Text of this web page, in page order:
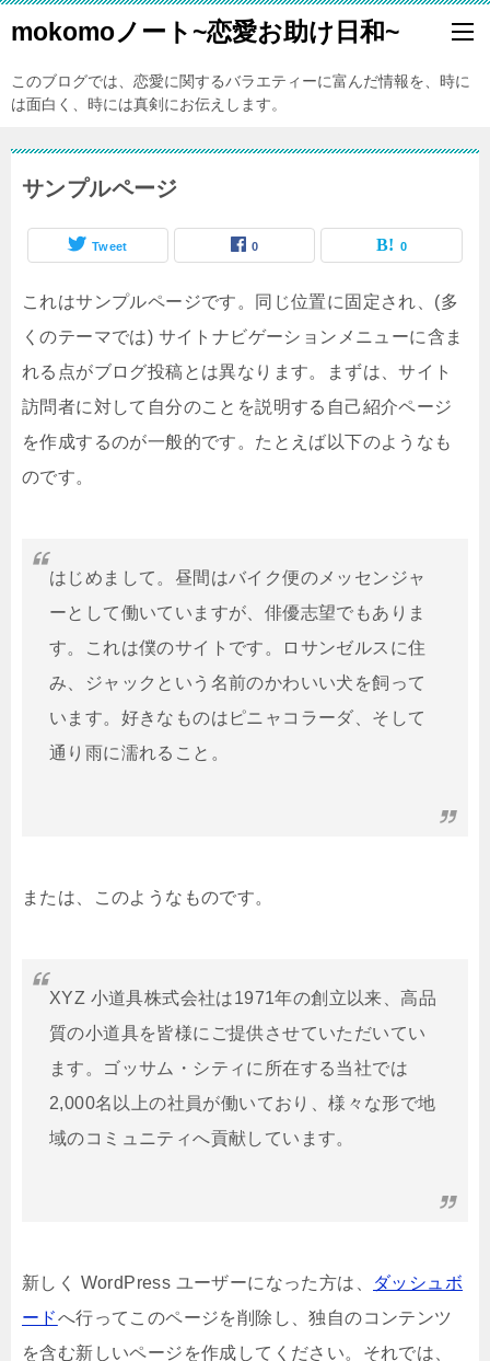
mokomoノート~恋愛お助け日和~
このブログでは、恋愛に関するバラエティーに富んだ情報を、時に
は面白く、時には真剣にお伝えします。
サンプルページ
Tweet 0 0
これはサンプルページです。同じ位置に固定され、(多
くのテーマでは) サイトナビゲーションメニューに含ま
れる点がブログ投稿とは異なります。まずは、サイト
訪問者に対して自分のことを説明する自己紹介ページ
を作成するのが一般的です。たとえば以下のようなも
のです。
はじめまして。昼間はバイク便のメッセンジャ
ーとして働いていますが、俳優志望でもありま
す。これは僕のサイトです。ロサンゼルスに住
み、ジャックという名前のかわいい犬を飼って
います。好きなものはピニャコラーダ、そして
通り雨に濡れること。
または、このようなものです。
XYZ 小道具株式会社は1971年の創立以来、高品
質の小道具を皆様にご提供させていただいてい
ます。ゴッサム・シティに所在する当社では
2,000名以上の社員が働いており、様々な形で地
域のコミュニティへ貢献しています。
新しく WordPress ユーザーになった方は、
ダッシュボ
ードへ行ってこのページを削除し、独自のコンテンツ
を含む新しいページを作成してください。それでは、